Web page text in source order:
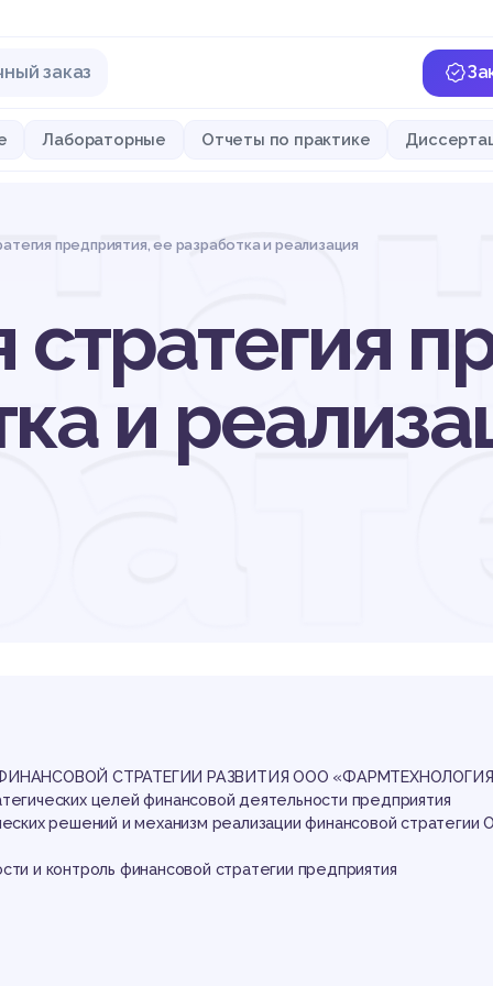
заказ
Лабораторные Отчеты по практике
предприятия, ее разработка и реализация
и
СТРАТЕГИИ РАЗВИТИЯ ООО
целей финансовой деятельности предприятия
решений и механизм реализации финансовой
и контроль финансовой стратегии предприятия